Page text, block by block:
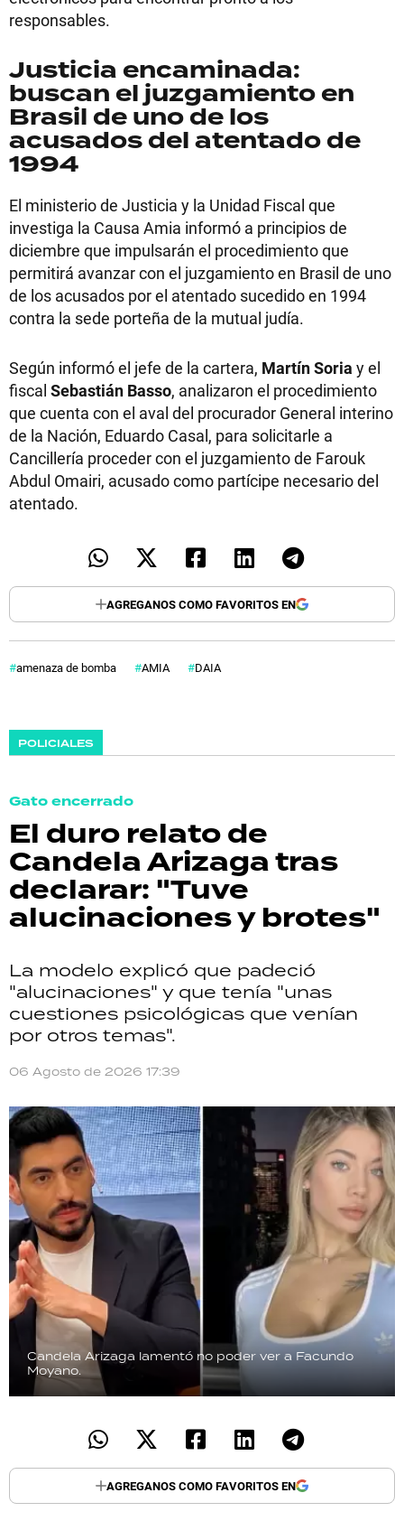
responsables.
Justicia encaminada:
buscan el juzgamiento en
Brasil de uno de los
acusados del atentado de
1994
El ministerio de Justicia y la Unidad Fiscal que
investiga la Causa Amia informó a principios de
diciembre que impulsarán el procedimiento que
permitirá avanzar con el juzgamiento en Brasil de uno
de los acusados por el atentado sucedido en 1994
contra la sede porteña de la mutual judía.
Según informó el jefe de la cartera, Martín Soria y el
fiscal Sebastián Basso, analizaron el procedimiento
que cuenta con el aval del procurador General interino
de la Nación, Eduardo Casal, para solicitarle a
Cancillería proceder con el juzgamiento de Farouk
Abdul Omairi, acusado como partícipe necesario del
atentado.
AGREGANOS COMO FAVORITOS EN
amenaza de bomba AMIA DAIA
POLICIALES
Gato encerrado
El duro relato de
Candela Arizaga tras
declarar: "Tuve
alucinaciones y brotes"
La modelo explicó que padeció
"alucinaciones" y que tenía "unas
cuestiones psicológicas que venían
por otros temas".
06 Agosto de 2026 17:39
Candela Arizaga lamentó no poder ver a Facundo
Moyano.
AGREGANOS COMO FAVORITOS EN